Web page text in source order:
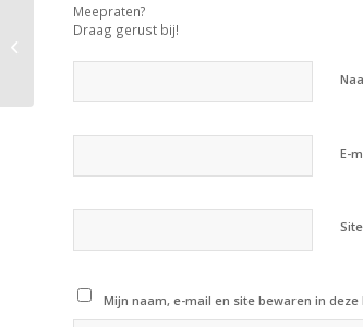
Meepraten?
Draag gerust bij!
E-
Site
Mijn naam, e-mail en site bewaren in
19-11-2020 – Telemann & Tape –
solo hobo programma